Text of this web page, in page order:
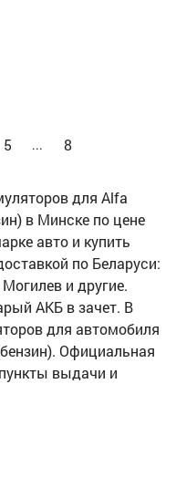
5 ... 8
для Alfa
в Минске по цене
авто и купить
по Беларуси:
и другие.
АКБ в зачет. В
для автомобиля
Официальная
выдачи и